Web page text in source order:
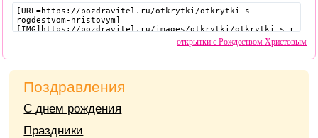
открытки с Рождеством Христовым
Поздравления
С днем рождения
Праздники